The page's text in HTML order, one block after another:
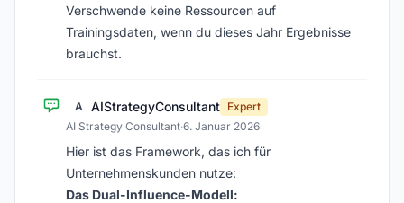
Verschwende keine Ressourcen auf
Trainingsdaten, wenn du dieses Jahr Ergebnisse
brauchst.
A AIStrategyConsultant Expert
AI Strategy Consultant·6. Januar 2026
Hier ist das Framework, das ich für
Unternehmenskunden nutze:
Das Dual-Influence-Modell: